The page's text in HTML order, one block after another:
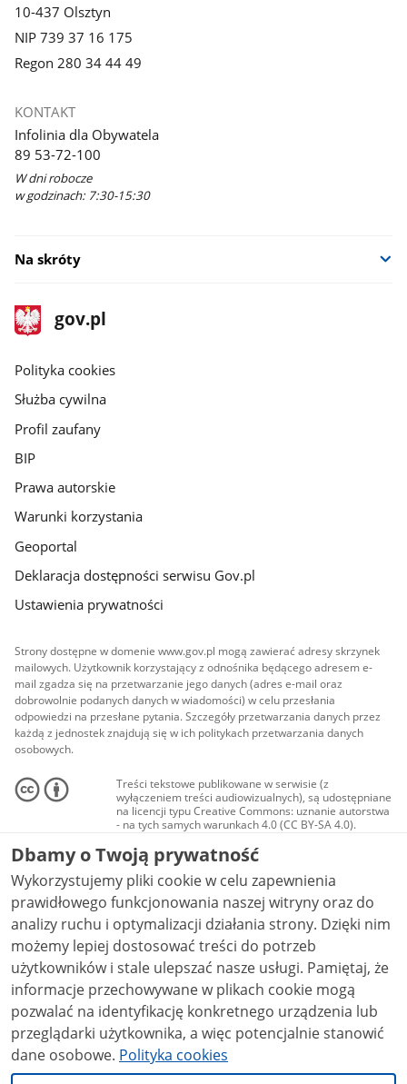
10-437 Olsztyn
NIP 739 37 16 175
Regon 280 34 44 49
KONTAKT
Infolinia dla Obywatela
89 53-72-100
W dni robocze
w godzinach: 7:30-15:30
Na skróty
stopka
gov.pl
Strona
gov.pl
gov.pl
Polityka cookies
Służba cywilna
Profil zaufany
BIP
Prawa autorskie
Warunki korzystania
Geoportal
Deklaracja dostępności serwisu Gov.pl
Ustawienia prywatności
Strony dostępne w domenie www.gov.pl mogą zawierać adresy skrzynek
mailowych. Użytkownik korzystający z odnośnika będącego adresem e-
mail zgadza się na przetwarzanie jego danych (adres e-mail oraz
dobrowolnie podanych danych w wiadomości) w celu przesłania
odpowiedzi na przesłane pytania. Szczegóły przetwarzania danych przez
każdą z jednostek znajdują się w ich politykach przetwarzania danych
osobowych.
Treści tekstowe publikowane w serwisie (z
wyłączeniem treści audiowizualnych), są udostępniane
na licencji typu Creative Commons: uznanie autorstwa
- na tych samych warunkach 4.0 (CC BY-SA 4.0).
Materiały audiowizualne, w tym zdjęcia, materiały
audio i wideo, są udostępniane na licencji typu
Creative Commons: uznanie autorstwa użycie
niekomercyjne - bez utworów zależnych 4.0 (CC BY-
NC-ND 4.0), o ile nie jest to stwierdzone inaczej.
Dbamy o Twoją prywatność
Wykorzystujemy pliki cookie w celu zapewnienia
prawidłowego funkcjonowania naszej witryny oraz do
analizy ruchu i optymalizacji działania strony. Dzięki nim
możemy lepiej dostosować treści do potrzeb
użytkowników i stale ulepszać nasze usługi. Pamiętaj, że
informacje przechowywane w plikach cookie mogą
pozwalać na identyfikację konkretnego urządzenia lub
przeglądarki użytkownika, a więc potencjalnie stanowić
dane osobowe. Polityka cookies